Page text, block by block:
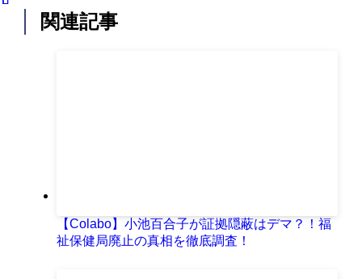
関連記事
【Colabo】小池百合子が証拠隠蔽はデマ？！福
祉保健局廃止の真相を徹底調査！